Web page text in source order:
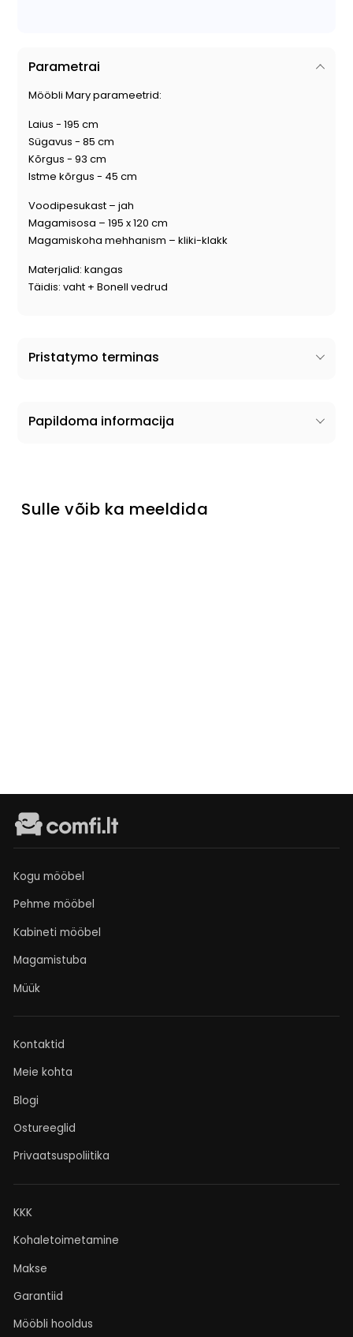
Parametrai
Mööbli Mary parameetrid:
Laius - 195 cm
Sügavus - 85 cm
Kõrgus - 93 cm
Istme kõrgus - 45 cm
Voodipesukast – jah
Magamisosa – 195 x 120 cm
Magamiskoha mehhanism – kliki-klakk
Materjalid: kangas
Täidis: vaht + Bonell vedrud
Pristatymo terminas
Papildoma informacija
Sulle võib ka meeldida
Kogu mööbel
Pehme mööbel
Kabineti mööbel
Magamistuba
Müük
Kontaktid
Meie kohta
Blogi
Ostureeglid
Privaatsuspoliitika
KKK
Kohaletoimetamine
Makse
Garantiid
Mööbli hooldus